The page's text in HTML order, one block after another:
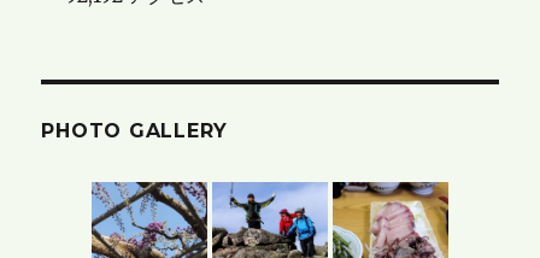
ー
PHOTO GALLERY